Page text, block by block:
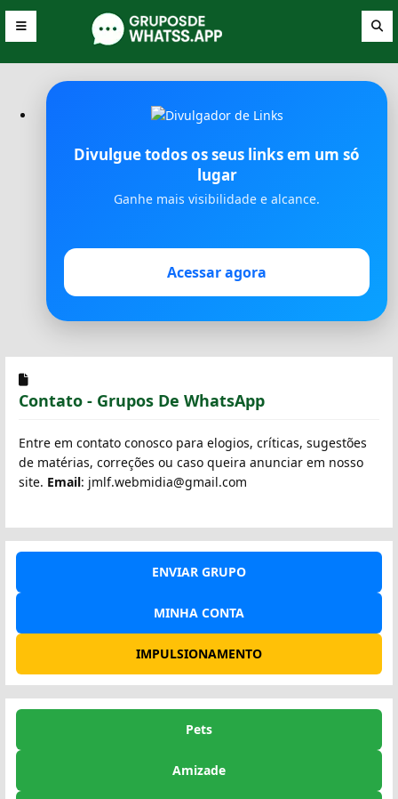
Divulgue todos os seus links em um só
lugar
Ganhe mais visibilidade e alcance.
Acessar agora
Contato - Grupos De WhatsApp
Entre em contato conosco para elogios, críticas, sugestões
de matérias, correções ou caso queira anunciar em nosso
site. Email: jmlf.webmidia@gmail.com
ENVIAR GRUPO
MINHA CONTA
IMPULSIONAMENTO
Pets
Amizade